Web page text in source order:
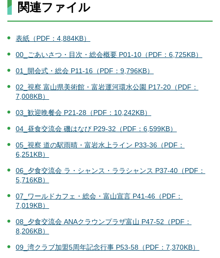
関連ファイル
表紙（PDF：4,884KB）
00_ごあいさつ・目次・総会概要 P01-10（PDF：6,725KB）
01_開会式・総会 P11-16（PDF：9,796KB）
02_視察 富山県美術館・富岩運河環水公園 P17-20（PDF：
7,008KB）
03_歓迎晩餐会 P21-28（PDF：10,242KB）
04_昼食交流会 磯はなび P29-32（PDF：6,599KB）
05_視察 道の駅雨晴・富岩水上ライン P33-36（PDF：
6,251KB）
06_夕食交流会 ラ・シャンス・ララシャンス P37-40（PDF：
5,716KB）
07_ワールドカフェ・総会・富山宣言 P41-46（PDF：
7,019KB）
08_夕食交流会 ANAクラウンプラザ富山 P47-52（PDF：
8,206KB）
09_湾クラブ加盟5周年記念行事 P53-58（PDF：7,370KB）